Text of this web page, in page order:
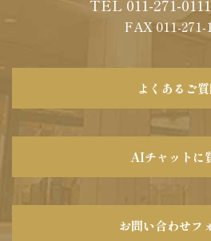
TEL 011-271-0111
FAX011-271-
よくあるご
AIチャットに
お問い合わせフ